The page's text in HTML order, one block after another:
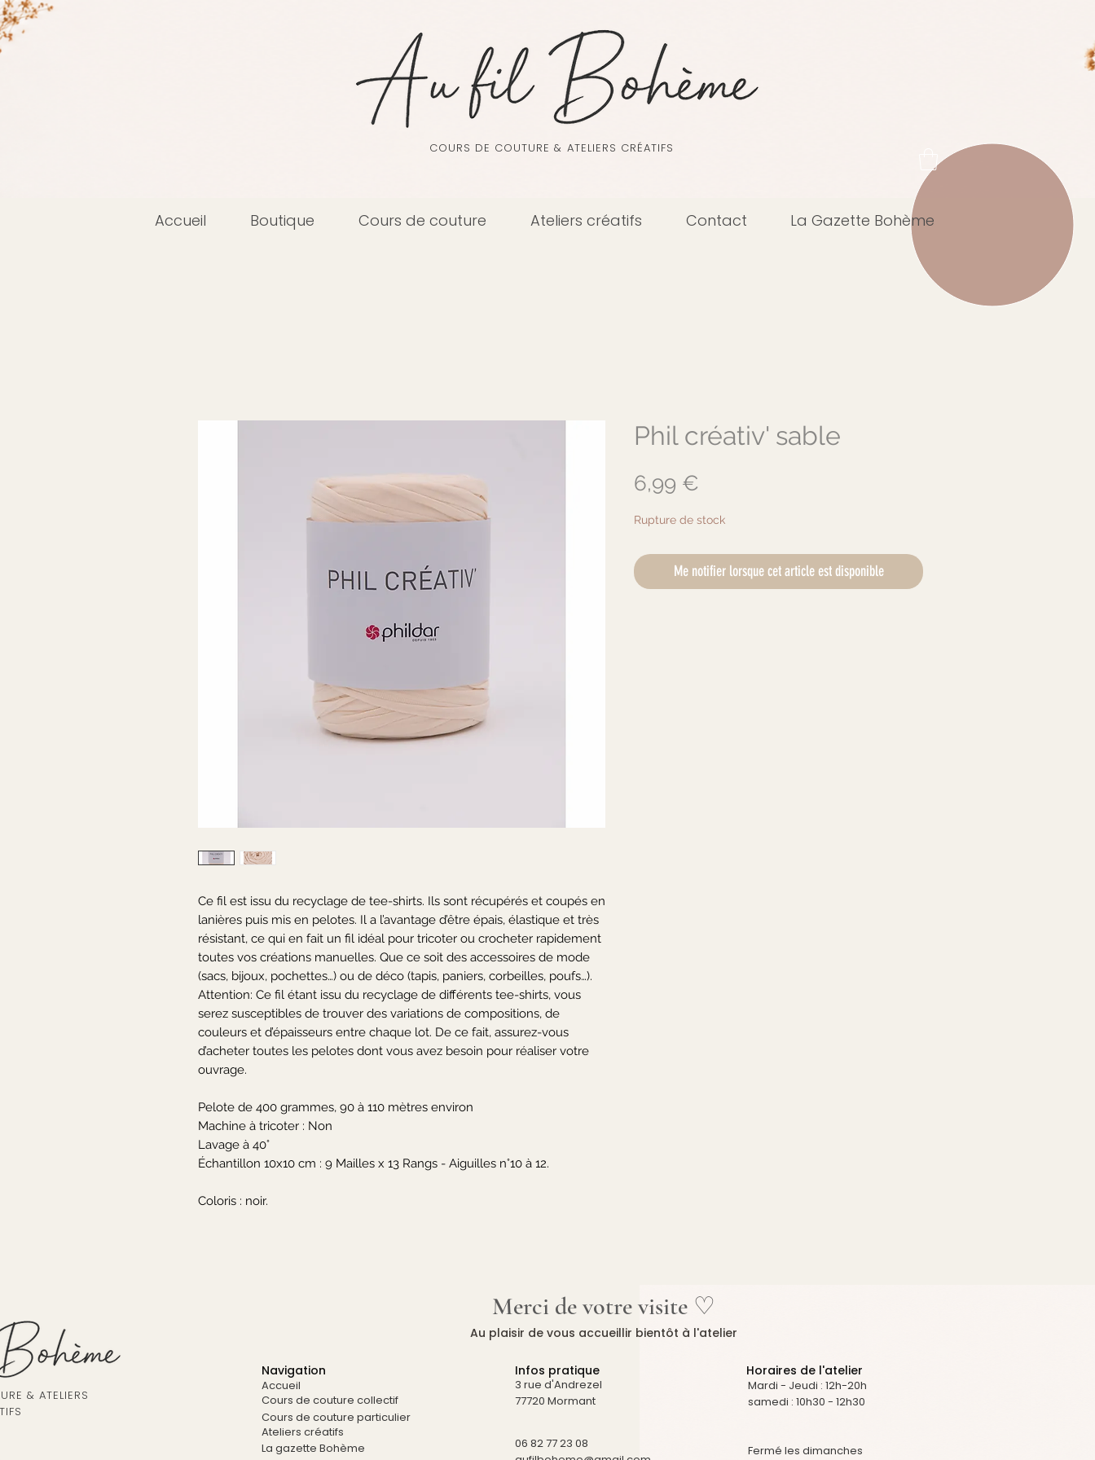
COURS DE COUTURE & ATELIERS CRÉATIFS
Accueil Boutique Cours de couture Ateliers créatifs Contact La Gazette Bohème
Ce fil est issu du recyclage de tee-shirts. Ils sont récupérés et coupés en
lanières puis mis en pelotes. Il a l’avantage d’être épais, élastique et très
résistant, ce qui en fait un fil idéal pour tricoter ou crocheter rapidement
toutes vos créations manuelles. Que ce soit des accessoires de mode
(sacs, bijoux, pochettes…) ou de déco (tapis, paniers, corbeilles, poufs…).
Attention: Ce fil étant issu du recyclage de différents tee-shirts, vous
serez susceptibles de trouver des variations de compositions, de
couleurs et d’épaisseurs entre chaque lot. De ce fait, assurez-vous
d’acheter toutes les pelotes dont vous avez besoin pour réaliser votre
ouvrage.
Pelote de 400 grammes, 90 à 110 mètres environ
Machine à tricoter : Non
Lavage à 40°
Échantillon 10x10 cm : 9 Mailles x 13 Rangs - Aiguilles n°10 à 12.
Coloris : noir.
Phil créativ' sable
6,99 €
Rupture de stock
Me notifier lorsque cet article est disponible
& ATELIERS
Merci de votre visite ♡
Au plaisir de vous accueillir bientôt à l'atelier
Navigation
Accueil
Cours de couture collectif
Cours de couture particulier
Ateliers créatifs
La gazette Bohème
Infos pratique
3 rue d'Andrezel
77720 Mormant
06 82 77 23 08
Horaires de l'atelier
Mardi - Jeudi : 12h-20h
samedi : 10h30 - 12h30
Fermé les dimanches